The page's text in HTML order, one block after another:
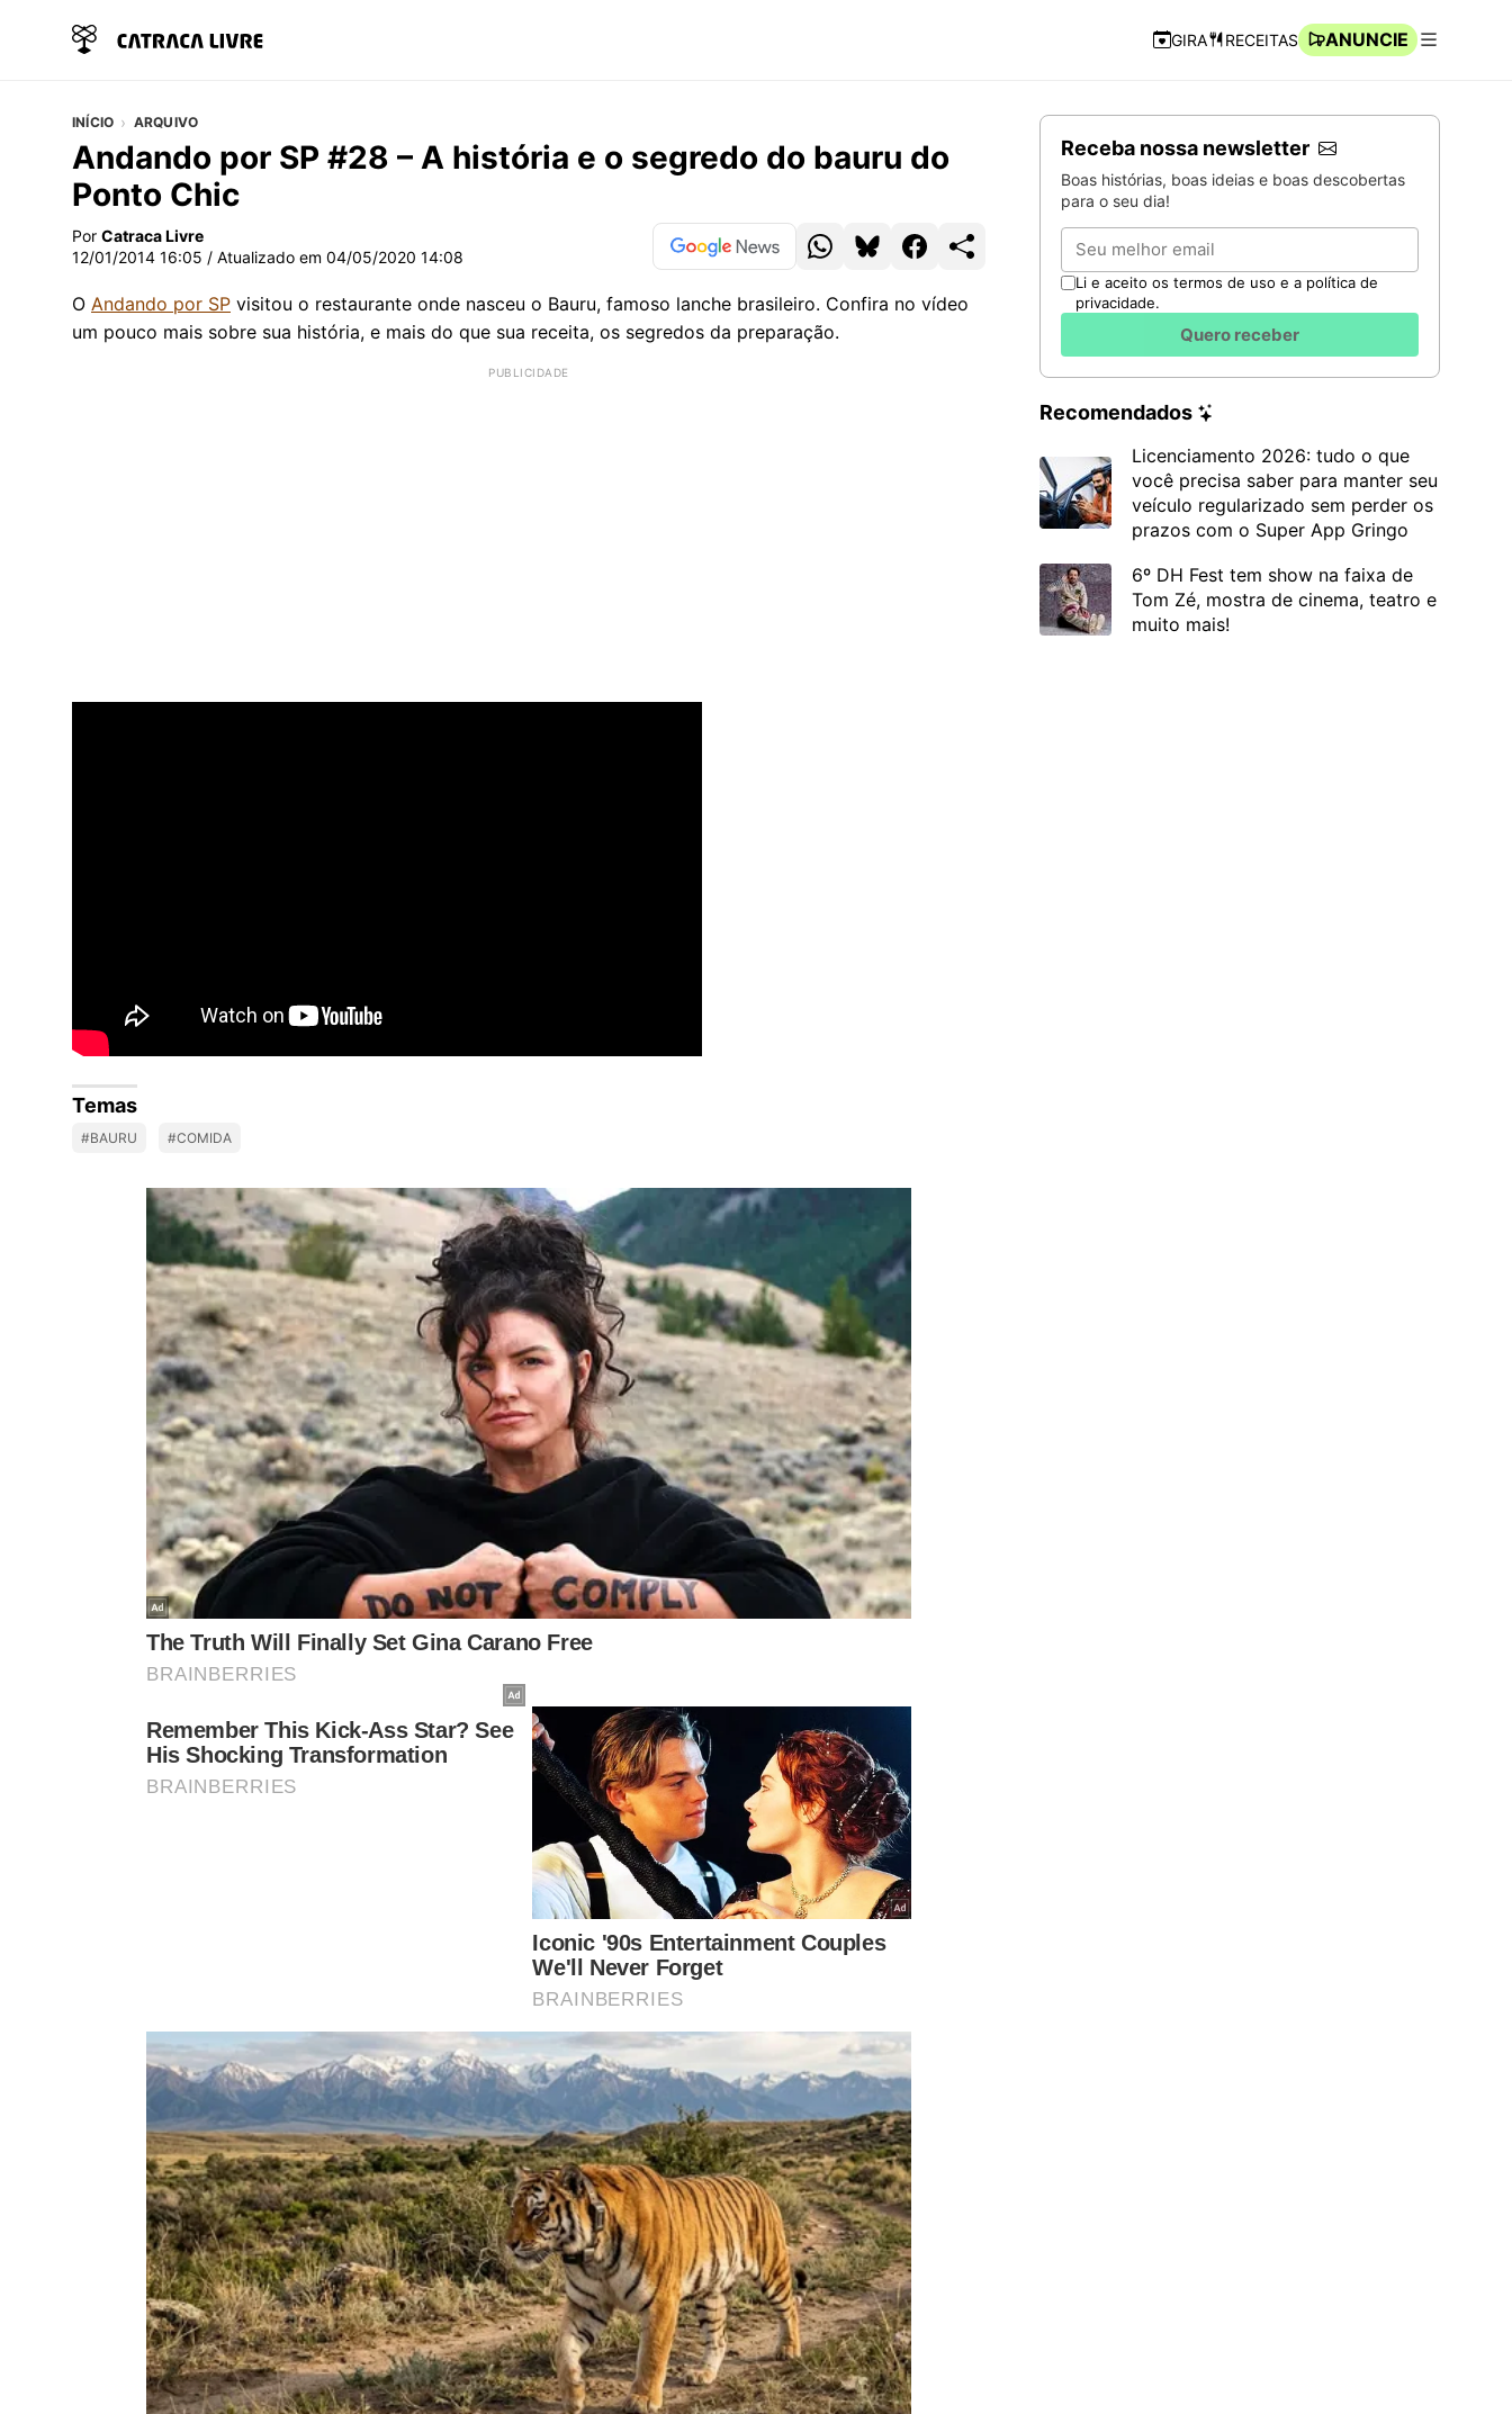
Navegação Rápida
GIRA RECEITAS
ANUNCIE
INÍCIO ARQUIVO
Andando por SP #28 – A história e o segredo do bauru do
Ponto Chic
Por Catraca Livre
12/01/2014 16:05 / Atualizado em 04/05/2020 14:08
O Andando por SP visitou o restaurante onde nasceu o Bauru, famoso lanche brasileiro. Confira no vídeo
um pouco mais sobre sua história, e mais do que sua receita, os segredos da preparação.
Temas
#BAURU #COMIDA
Receba nossa newsletter
Boas histórias, boas ideias e boas descobertas
para o seu dia!
Email
Li e aceito os termos de uso e a política de
privacidade.
Quero receber
Recomendados
Licenciamento 2026: tudo o que
você precisa saber para manter seu
veículo regularizado sem perder os
prazos com o Super App Gringo
6º DH Fest tem show na faixa de
Tom Zé, mostra de cinema, teatro e
muito mais!